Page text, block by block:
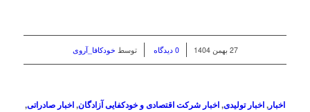
27 بهمن 1404
/ 0 دیدگاه توسط خودکافا_آر‌وی
اخبار,اخبار تولیدی,اخبار شرکت اقتصادی و خودکفایی آزادگان,اخبار صادراتی,